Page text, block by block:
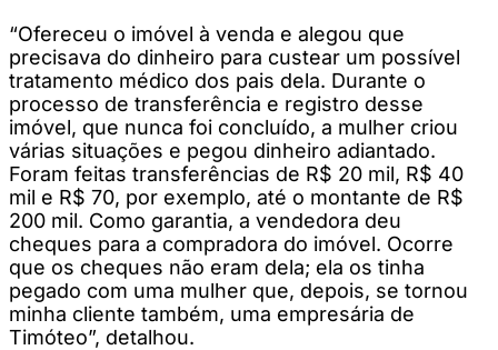
“Ofereceu o imóvel à venda e alegou que
precisava do dinheiro para custear um possível
tratamento médico dos pais dela. Durante o
processo de transferência e registro desse
imóvel, que nunca foi concluído, a mulher criou
várias situações e pegou dinheiro adiantado.
Foram feitas transferências de R$ 20 mil, R$ 40
mil e R$ 70, por exemplo, até o montante de R$
200 mil. Como garantia, a vendedora deu
cheques para a compradora do imóvel. Ocorre
que os cheques não eram dela; ela os tinha
pegado com uma mulher que, depois, se tornou
minha cliente também, uma empresária de
Timóteo”, detalhou.